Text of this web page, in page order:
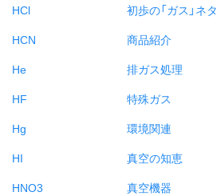
HCl
HCN
He
HF
Hg
HI
HNO3
初歩の「ガス」ネタ
商品紹介
排ガス処理
特殊ガス
環境関連
真空の知恵
真空機器